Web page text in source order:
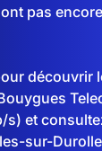
pas
découvrir
s) et
sur-